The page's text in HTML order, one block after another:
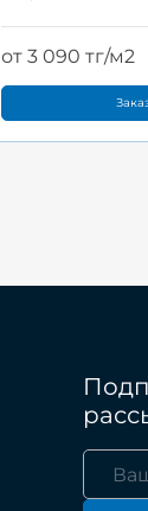
от 3 090 тг/м2